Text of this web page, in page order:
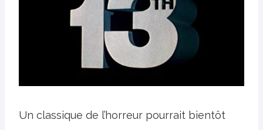
Un classique de l’horreur pourrait bientôt